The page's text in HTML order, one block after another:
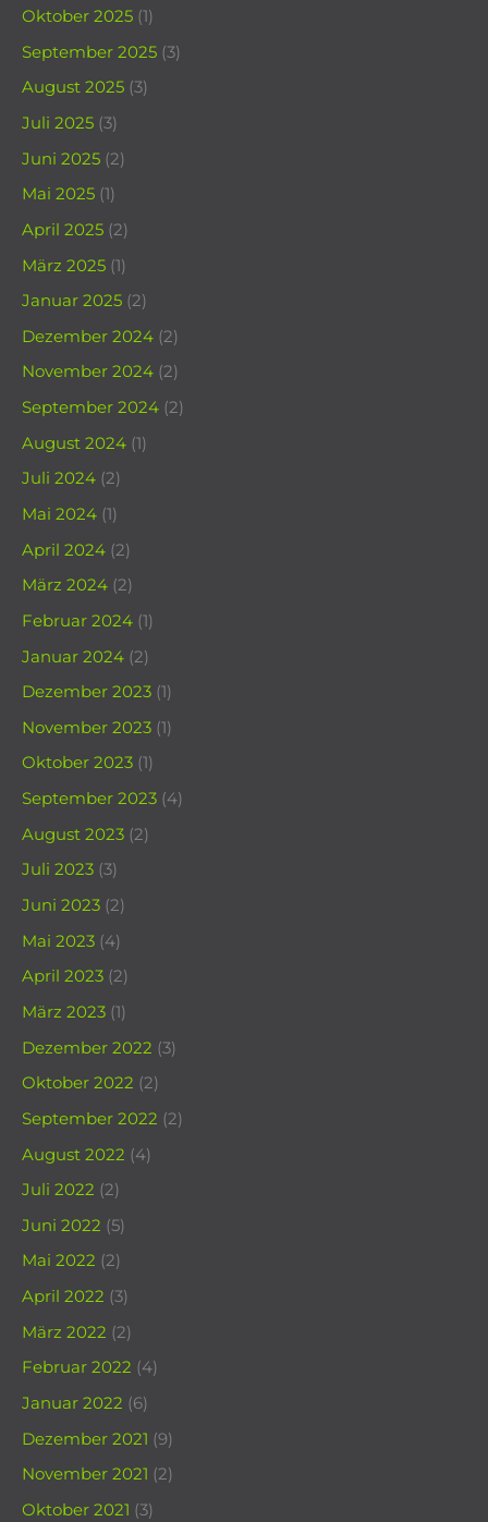
Oktober 2025 (1)
September 2025 (3)
August 2025 (3)
Juli 2025 (3)
Juni 2025 (2)
Mai 2025 (1)
April 2025 (2)
März 2025 (1)
Januar 2025 (2)
Dezember 2024 (2)
November 2024 (2)
September 2024 (2)
August 2024 (1)
Juli 2024 (2)
Mai 2024 (1)
April 2024 (2)
März 2024 (2)
Februar 2024 (1)
Januar 2024 (2)
Dezember 2023 (1)
November 2023 (1)
Oktober 2023 (1)
September 2023 (4)
August 2023 (2)
Juli 2023 (3)
Juni 2023 (2)
Mai 2023 (4)
April 2023 (2)
März 2023 (1)
Dezember 2022 (3)
Oktober 2022 (2)
September 2022 (2)
August 2022 (4)
Juli 2022 (2)
Juni 2022 (5)
Mai 2022 (2)
April 2022 (3)
März 2022 (2)
Februar 2022 (4)
Januar 2022 (6)
Dezember 2021 (9)
November 2021 (2)
Oktober 2021 (3)